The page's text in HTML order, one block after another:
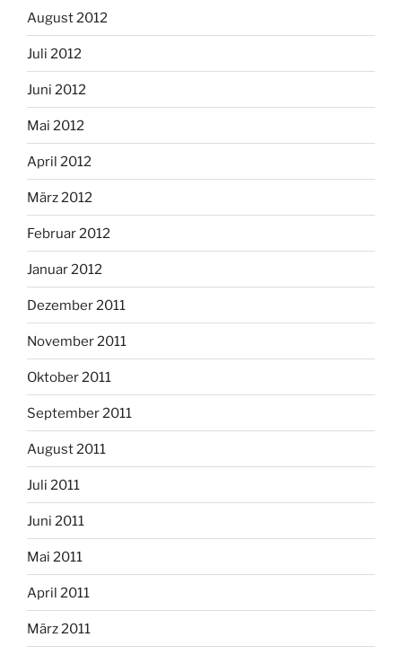
August 2012
Juli 2012
Juni 2012
Mai 2012
April 2012
März 2012
Februar 2012
Januar 2012
Dezember 2011
November 2011
Oktober 2011
September 2011
August 2011
Juli 2011
Juni 2011
Mai 2011
April 2011
März 2011